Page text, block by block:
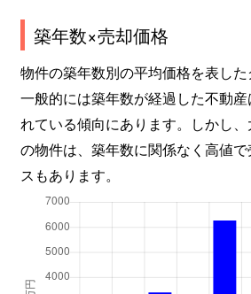
築年数×売却価格
物件の築年数別の平均価格を表した
一般的には築年数が経過した不動
れている傾向にあります。しかし
の物件は、築年数に関係なく高値
スもあります。